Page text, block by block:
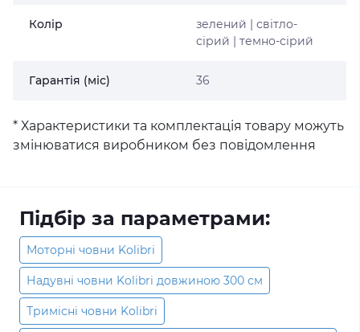
Колір
зелений | світло-
сірий | темно-сірий
Гарантія (міс) 36
* Характеристики та комплектація товару можуть
змінюватися виробником без повідомлення
Підбір за параметрами:
Моторні човни Kolibri
Надувні човни Kolibri довжиною 300 см
Тримісні човни Kolibri